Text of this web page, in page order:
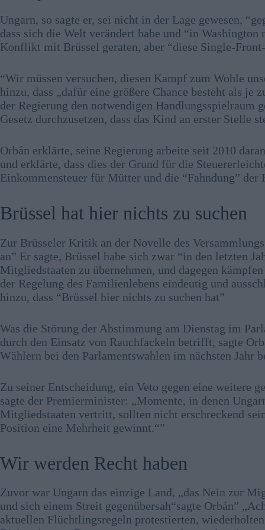
Ungarn, so sagte er, sei nicht in der Lage gewesen,
dass sich die Welt verändert habe und “in
Konflikt mit Brüssel geraten, aber “diese Single-
“Wir müssen versuchen, diesen Kampf zum Wohle
hinzu, dass „dafür eine größere Chance besteht als je
der Regierung den notwendigen Handlungsspielraum
Gesetz durchzusetzen, dass das Kind an erster Stelle
Orbán erklärte, seine Regierung arbeite seit 2010
und erklärte, dass dies der Grund für die
Einkommensteuer für Mütter und die “Fahndung” der
Brüssel hat hier nichts zu suchen
Zur Brüsseler Kritik an der Novelle des
an” Er sagte, Brüssel habe sich zwar “in den letzten
Mitgliedstaaten zu übernehmen, und dagegen
der Regelung des Familienlebens eindeutig und
hinzu, dass “Brüssel hier nichts zu suchen hat”
Was die Störung der Abstimmung am Dienstag im
durch den Einsatz von Rauchfackeln betrifft, sagte
Wählern bei den Parlamentswahlen im nächsten Jahr
Zu seiner Entscheidung, ein Veto gegen eine weitere
sagte der Premierminister: „Momente, in denen
Mitgliedstaaten vertritt, sollten nicht erschreckend
Position eine Mehrheit gewinnt.“”
Wir werden Recht haben
Zuvor war Ungarn das einzige Land, „das Nein zur
und sich einem Streit gegenübersah“sagte Orbán”
aktuellen Flüchtlingsregeln protestierten,